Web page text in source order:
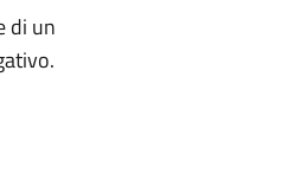
di un